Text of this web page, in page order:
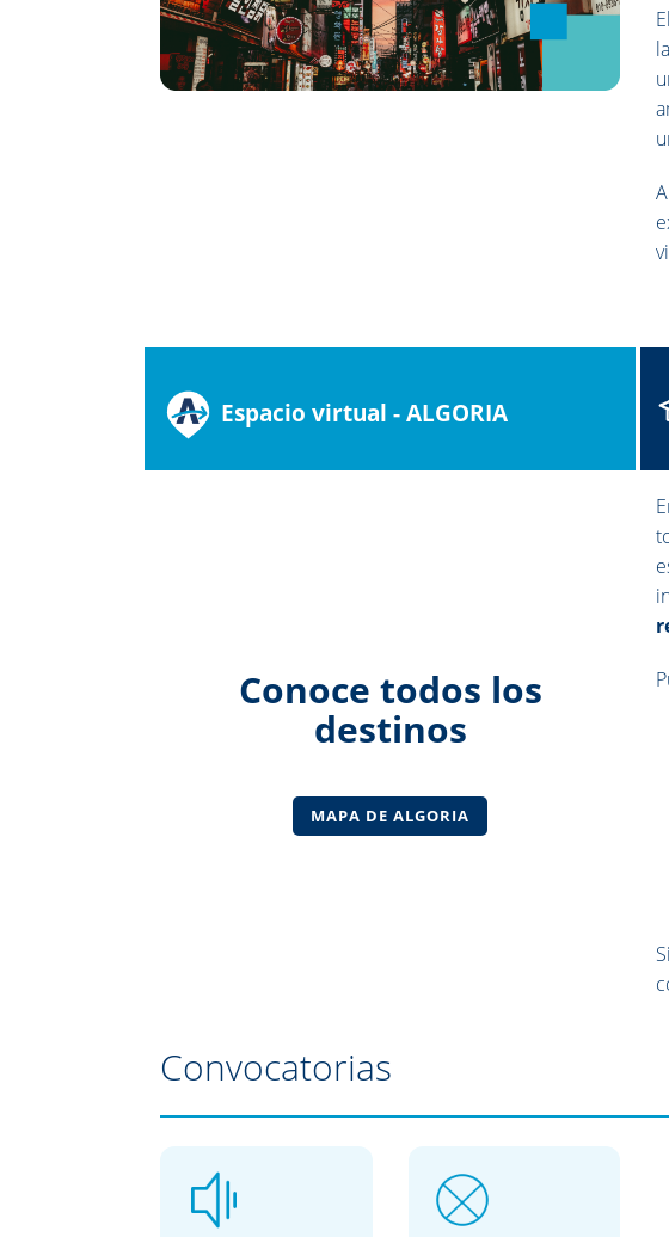
Espacio virtual - ALGORIA
Conoce todos los
destinos
MAPA DE ALGORIA
Convocatorias